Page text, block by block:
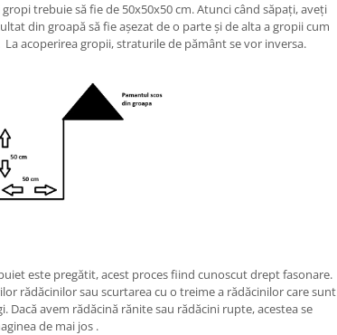
trebuie să fie de 50x50x50 cm. Atunci când săpați, aveți
din groapă să fie așezat de o parte și de alta a gropii cum
La acoperirea gropii, straturile de pământ se vor inversa.
este pregătit, acest proces fiind cunoscut drept fasonare.
rădăcinilor sau scurtarea cu o treime a rădăcinilor care sunt
Dacă avem rădăcină rănite sau rădăcini rupte, acestea se
de mai jos .